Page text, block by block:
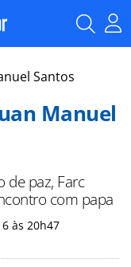
Santos
Manuel
de paz, Farc
com papa
às 20h47